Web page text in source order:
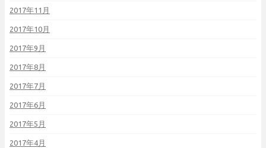
2017年11月
2017年10月
2017年9月
2017年8月
2017年7月
2017年6月
2017年5月
2017年4月